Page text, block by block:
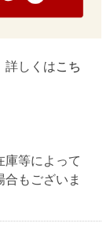
詳しくはこち
等によって
もございま